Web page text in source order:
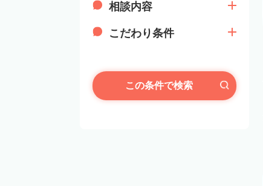
相談内容
こだわり条件
この条件で検索